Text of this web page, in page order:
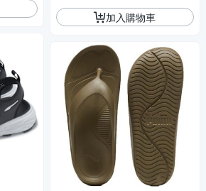
加入購物車